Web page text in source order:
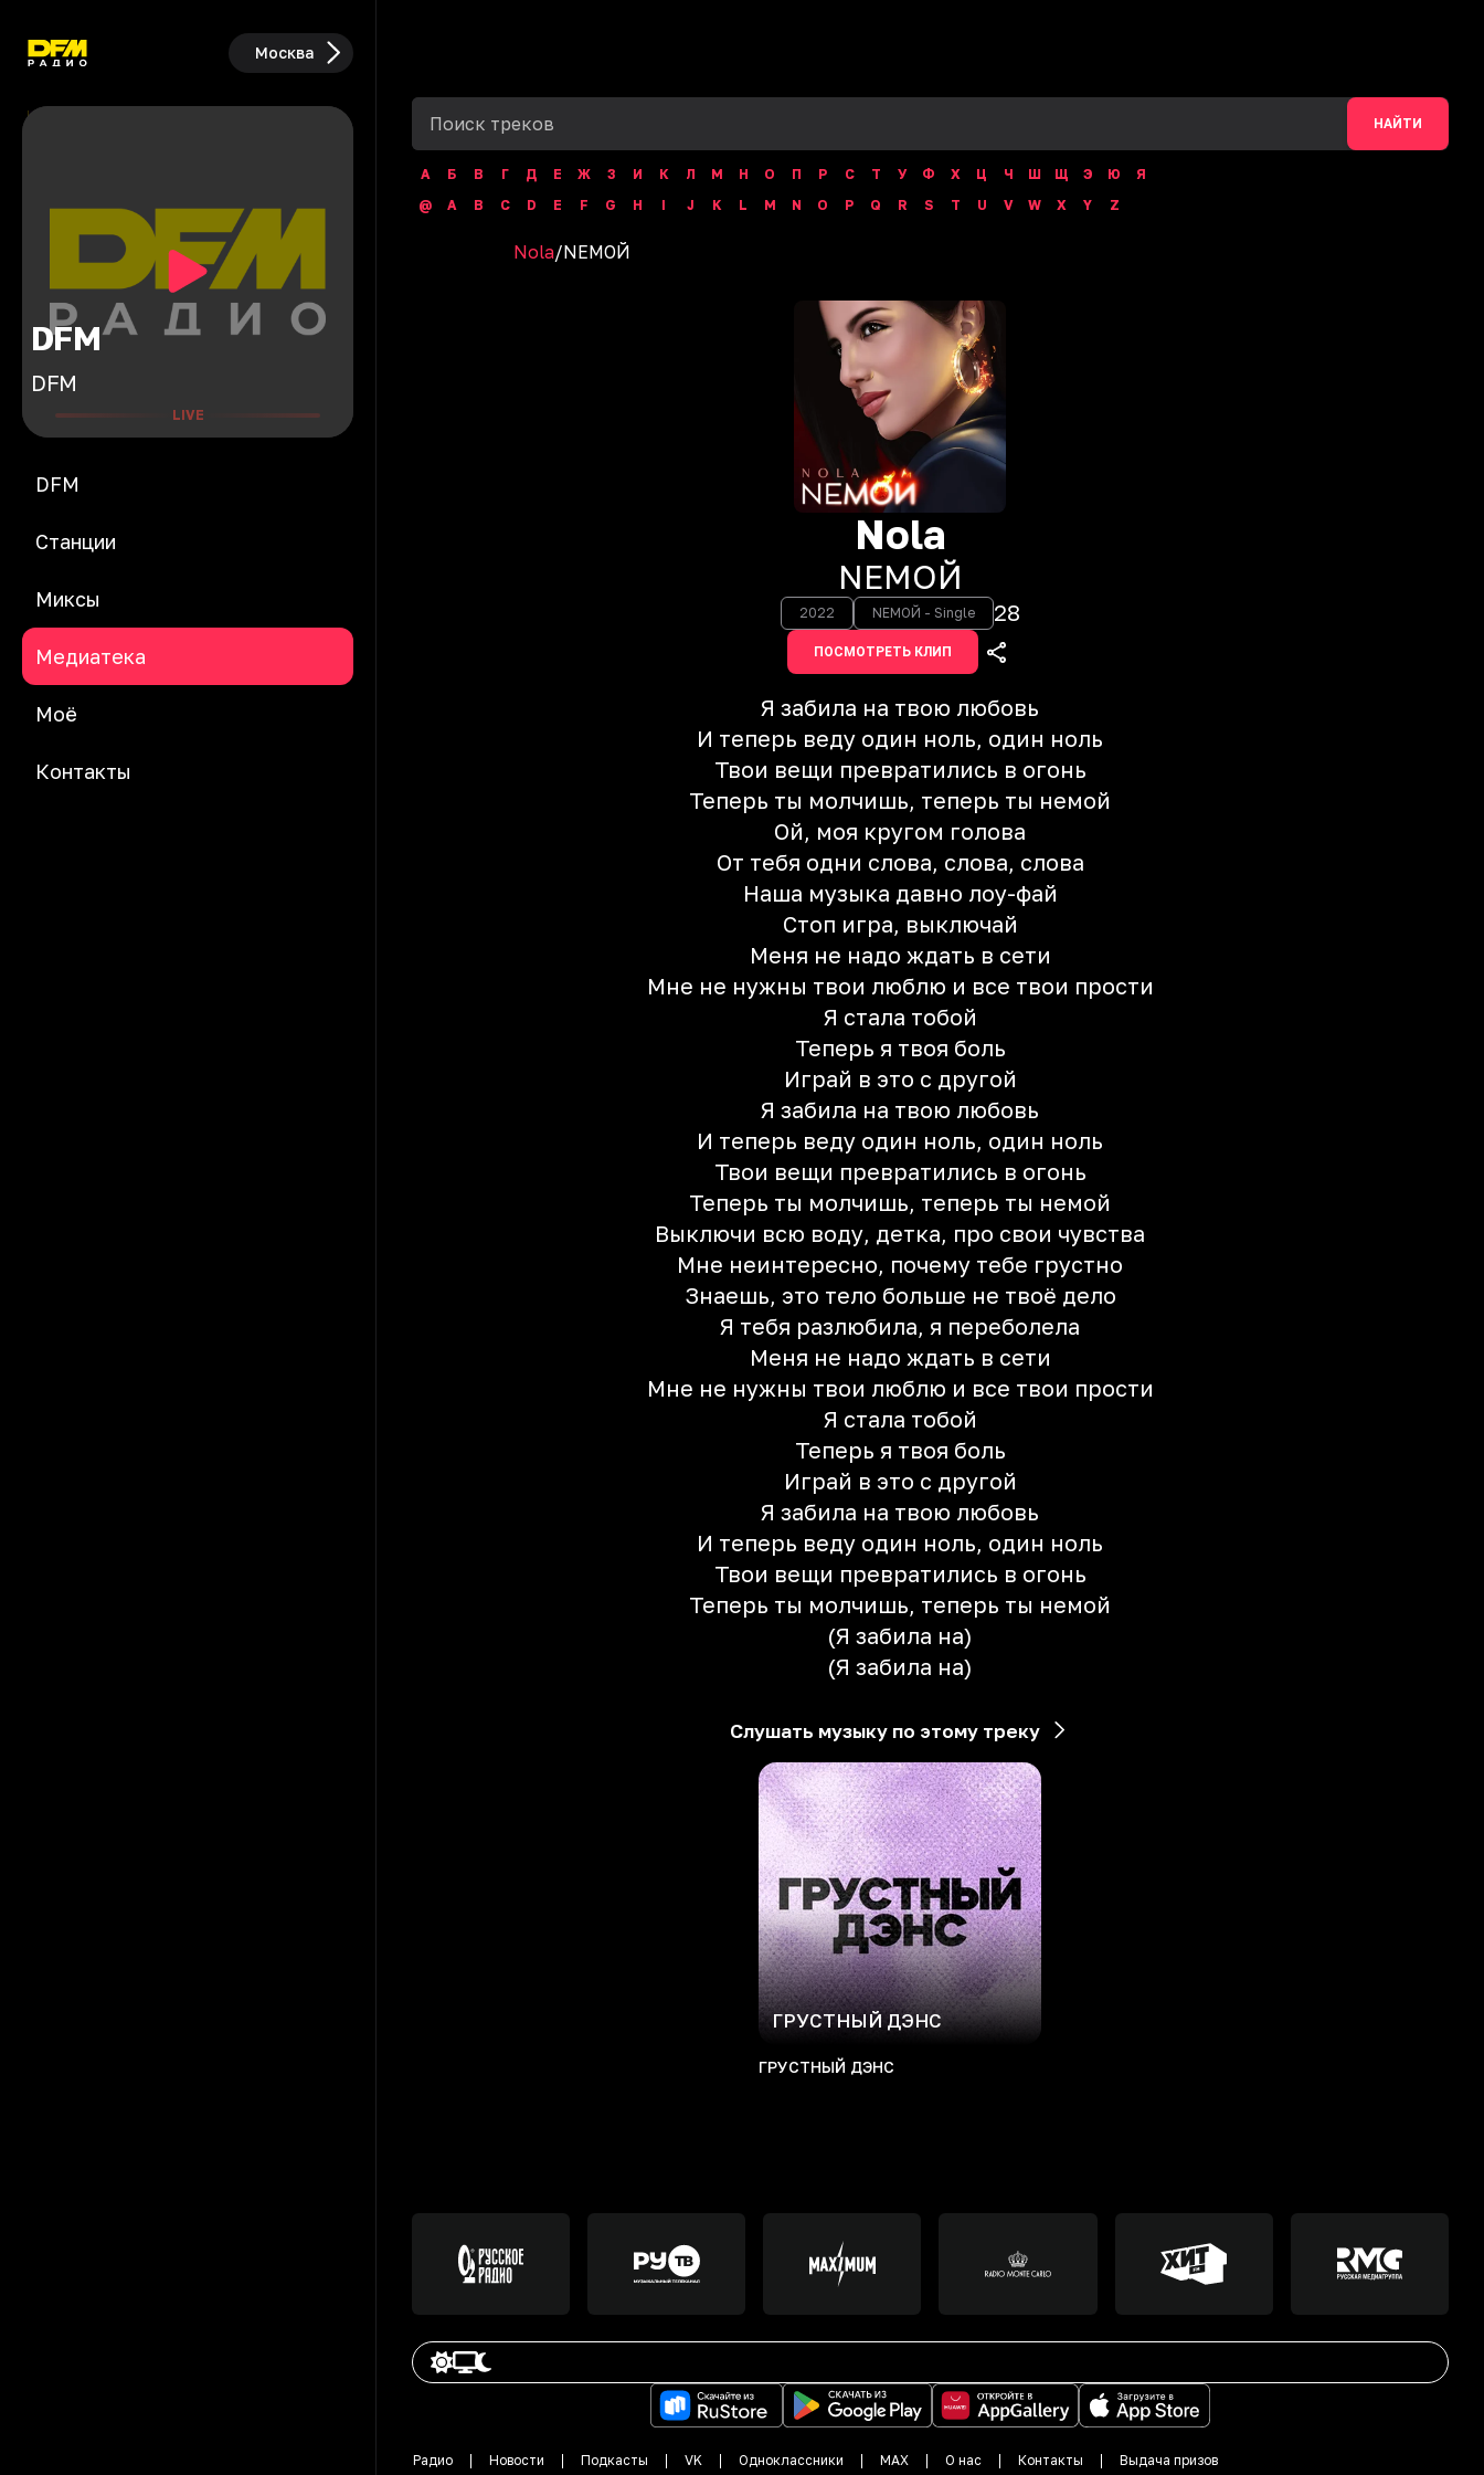
Москва
DFM
DFM
LIVE
DFM
Станции
Миксы
Медиатека
Моё
Контакты
НАЙТИ
А Б В Г Д Е Ж З И К Л М Н О П Р С Т У Ф Х Ц Ч Ш Щ Э Ю
Я
@
A B C D E F G H I J K L M N O P Q R S T U V W X Y Z
Nola/NЕМОЙ
Nola
NЕМОЙ
2022 NЕМОЙ - Single 28
ПОСМОТРЕТЬ КЛИП
Я забила на твою любовь
И теперь веду один ноль, один ноль
Твои вещи превратились в огонь
Теперь ты молчишь, теперь ты немой
Ой, моя кругом голова
От тебя одни слова, слова, слова
Наша музыка давно лоу-фай
Стоп игра, выключай
Меня не надо ждать в сети
Мне не нужны твои люблю и все твои прости
Я стала тобой
Теперь я твоя боль
Играй в это с другой
Я забила на твою любовь
И теперь веду один ноль, один ноль
Твои вещи превратились в огонь
Теперь ты молчишь, теперь ты немой
Выключи всю воду, детка, про свои чувства
Мне неинтересно, почему тебе грустно
Знаешь, это тело больше не твоё дело
Я тебя разлюбила, я переболела
Меня не надо ждать в сети
Мне не нужны твои люблю и все твои прости
Я стала тобой
Теперь я твоя боль
Играй в это с другой
Я забила на твою любовь
И теперь веду один ноль, один ноль
Твои вещи превратились в огонь
Теперь ты молчишь, теперь ты немой
(Я забила на)
(Я забила на)
Слушать музыку по этому треку
ГРУСТНЫЙ ДЭНС
ГРУСТНЫЙ ДЭНС
Радио Новости Подкасты VK Одноклассники MAX О нас Контакты Выдача призов